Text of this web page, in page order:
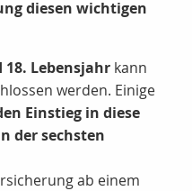
diesen wichtigen
Lebensjahr kann
werden. Einige
Einstieg in diese
der sechsten
ab einem